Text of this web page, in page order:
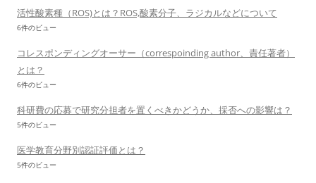
活性酸素種（ROS)とは？ROS,酸素分子、ラジカルなどについて
6件のビュー
コレスポンディングオーサー（correspoinding author、責任著者）
とは？
6件のビュー
科研費の応募で研究分担者を置くべきかどうか、採否への影響は？
5件のビュー
医学教育分野別認証評価とは？
5件のビュー